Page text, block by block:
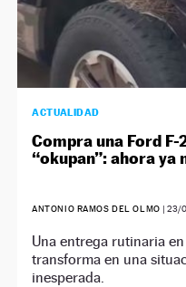
ACTUALIDAD
Compra una Ford
“okupan”: ahora ya
ANTONIO RAMOS DEL OLMO | 23/
Una entrega rutinaria
transforma en una
inesperada.